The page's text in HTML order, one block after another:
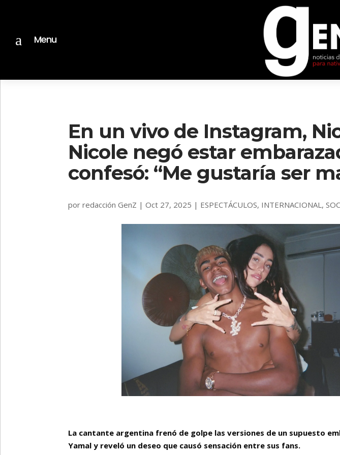
a Menu
En un vivo de Instagram,
Nicole negó estar
confesó: “Me gustaría ser
porredacción GenZ |Oct 27, 2025 | ESPECTÁCULOS, INTERNACIONAL ,
La cantante argentina frenó de golpe las versiones de un supuesto
Yamal y reveló un deseo que causó sensación entre sus fans.